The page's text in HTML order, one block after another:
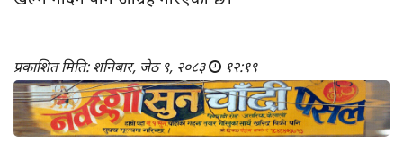
प्रकाशित मिति: शनिबार, जेठ ९, २०८३ १२:१९